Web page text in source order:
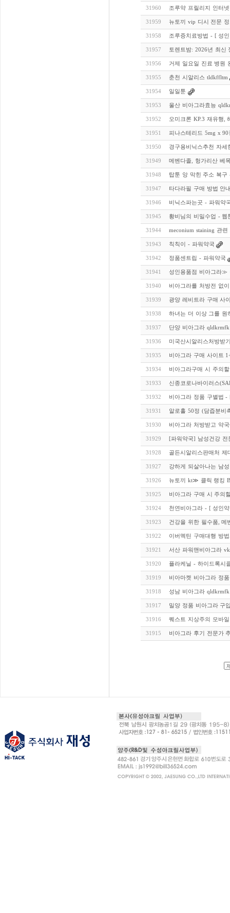
31960 조루약 프릴리지 인터
31959 뉴토끼 vip 디시 전문
31958 조루증치료방법 - [ 성
31957 토렌트밤: 2026년 최
31956 거제 일요일 진료 병원
31955 춘천 시알리스 tldkffltm
31954 일일툰
31953 울산 비아그라효능
31952 오미크론 KP.3 재유행
31951 피나스테리드 5mg x
31950 경구용비닉스추천 자
31949 메벤다졸, 헝가리산 베
31948 탑툰 앙 막힌 주소 복
31947 타다라필 구매 방법 안
31946 비닉스파는곳 - 파워약
31945 황비님의 비밀수업 -
31944 meconium staining 관
31943 칙칙이 - 파워약국
31942 정품센트립 - 파워약국
31941 성인용품점 비아그라≫
31940 비아그라를 처방전 없
31939 광양 레비트라 구매 사
31938 하녀는 더 이상 그를
31937 단양 비아그라
31936 미국산시알리스처방
31935 비아그라 구매 사이트
31934 비아그라구매 시 주의
31933 신종코로나바이러스
31932 비아그라 정품 구별법
31931 알로홀 50정 (담즙분
31930 비아그라 처방받고 약
31929 [파워약국] 남성건강
31928 골든시알리스판매처
31927 강하게 되살아나는 남
31926 뉴토끼 kt≫ 클릭 랭킹
31925 비아그라 구매 시 주의
31924 천연비아그라 - [ 성인
31923 건강을 위한 필수품,
31922 이버멕틴 구매대행 방
31921 서산 파워맨비아그라
31920 플라케닐 - 하이드록
31919 비아마켓 비아그라 정
31918 성남 비아그라
31917 밀양 정품 비아그라 구
31916 퀘스트 지상주의 모바
31915 비아그라 후기 전문가
안
마
출
마
사
지
출